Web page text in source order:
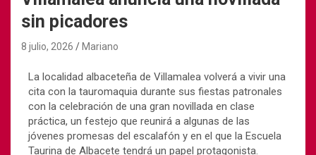
sin picadores
8 julio, 2026 Mariano
La localidad albaceteña de Villamalea volverá a vivir una
cita con la tauromaquia durante sus fiestas patronales
con la celebración de una gran novillada en clase
práctica, un festejo que reunirá a algunas de las
jóvenes promesas del escalafón y en el que la Escuela
Taurina de Albacete tendrá un papel protagonista.